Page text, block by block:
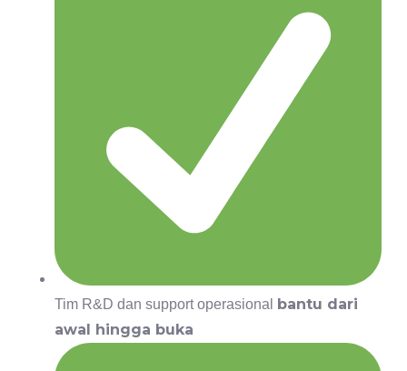
Tim R&D dan support operasional bantu dari
awal hingga buka